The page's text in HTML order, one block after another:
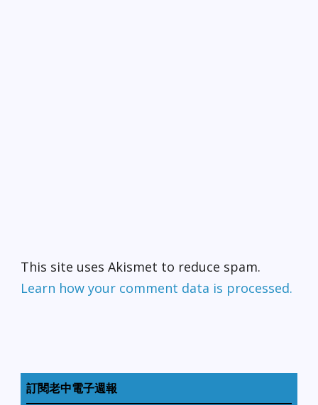
This site uses Akismet to reduce spam.
Learn how your comment data is processed.
訂閱老中電子週報